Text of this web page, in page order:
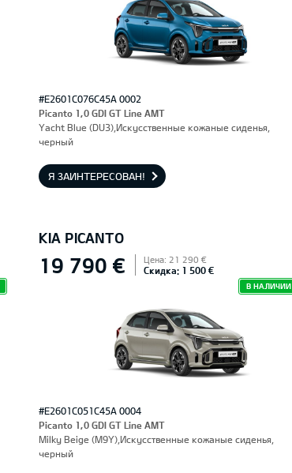
#E2601C076C45A 0002
Picanto 1,0 GDI GT Line AMT
Yacht Blue (DU3),Искусственные кожаные сиденья,
черный
Я ЗАИНТЕРЕСОВАН!
KIA PICANTO
19 790 € Цена: 21 290 €
Скидка: 1 500 €
В НАЛИЧИИ
#E2601C051C45A 0004
Picanto 1,0 GDI GT Line AMT
Milky Beige (M9Y),Искусственные кожаные сиденья,
черный